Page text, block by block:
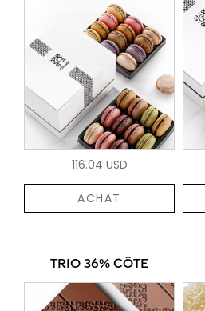
116.04 USD
ACHAT
TRIO 36% CÔTE